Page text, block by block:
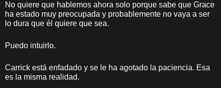
No quiere que hablemos ahora solo porque sabe que Grace
ha estado muy preocupada y probablemente no vaya a ser
lo dura que él quiere que sea.
Puedo intuirlo.
Carrick está enfadado y se le ha agotado la paciencia. Esa
es la misma realidad.